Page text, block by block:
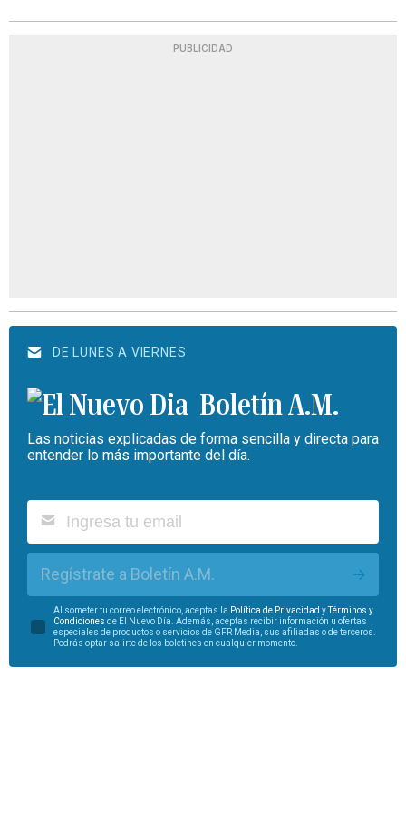
PUBLICIDAD
DE LUNES A VIERNES
Boletín A.M.
Las noticias explicadas de forma sencilla y directa para
entender lo más importante del día.
Regístrate a Boletín A.M.
Al someter tu correo electrónico, aceptas la Política de Privacidad yTérminos y
Condiciones de El Nuevo Día. Además, aceptas recibir información u ofertas
especiales de productos o servicios de GFR Media, sus afiliadas o de terceros.
Podrás optar salirte de los boletines en cualquier momento.